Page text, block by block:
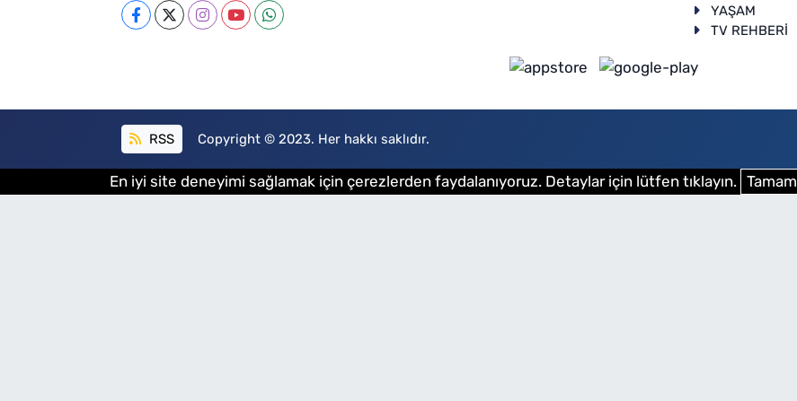
YAŞAM
TV REHBERİ
RSS Copyright © 2023. Her hakkı saklıdır.
En iyi site deneyimi sağlamak için çerezlerden faydalanıyoruz. Detaylar için lütfen tıklayın. Tamam